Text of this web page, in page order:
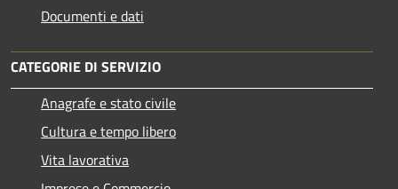
Documenti e dati
CATEGORIE DI SERVIZIO
Anagrafe e stato civile
Cultura e tempo libero
Vita lavorativa